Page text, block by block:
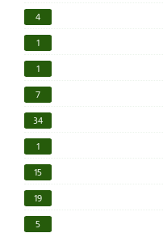
4
1
1
7
34
1
15
19
5